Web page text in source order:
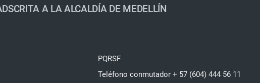
A LA ALCALDÍA DE MEDELLÍN
PQRSF
Teléfono conmutador + 57 (604) 444 56 11